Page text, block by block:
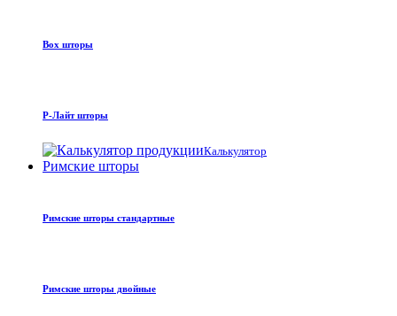
Box шторы
Р-Лайт шторы
Калькулятор
Римские шторы
Римские шторы стандартные
Римские шторы двойные